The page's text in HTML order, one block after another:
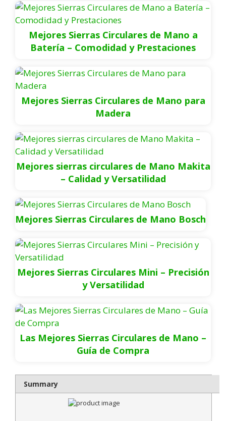
Mejores Sierras Circulares de Mano a
Batería – Comodidad y Prestaciones
Mejores Sierras Circulares de Mano para
Madera
Mejores sierras circulares de Mano Makita
– Calidad y Versatilidad
Mejores Sierras Circulares de Mano Bosch
Mejores Sierras Circulares Mini – Precisión
y Versatilidad
Las Mejores Sierras Circulares de Mano –
Guía de Compra
Summary